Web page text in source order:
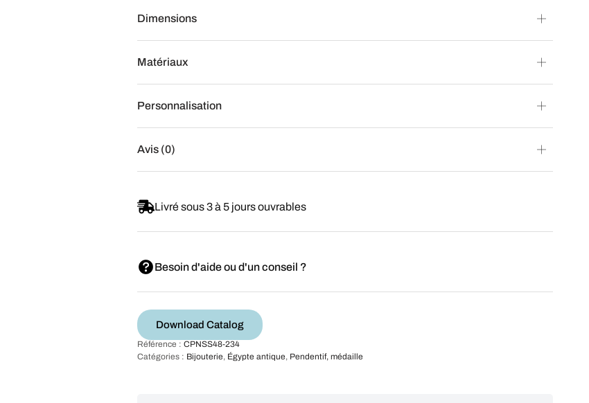
Dimensions
Matériaux
Personnalisation
Avis (0)
Livré sous 3 à 5 jours ouvrables
Besoin d'aide ou d'un conseil ?
Download Catalog
Référence : CPNSS48-234
Catégories : Bijouterie, Égypte antique, Pendentif, médaille